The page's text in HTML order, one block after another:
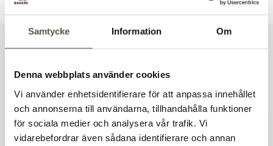
Samtycke Information Om
Denna webbplats använder cookies
Vi använder enhetsidentifierare för att anpassa innehållet
och annonserna till användarna, tillhandahålla funktioner
för sociala medier och analysera vår trafik. Vi
vidarebefordrar även sådana identifierare och annan
Andra kunder tittade även på